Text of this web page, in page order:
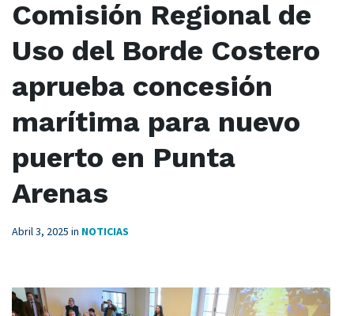
Comisión Regional de
Uso del Borde Costero
aprueba concesión
marítima para nuevo
puerto en Punta
Arenas
Abril 3, 2025 in NOTICIAS